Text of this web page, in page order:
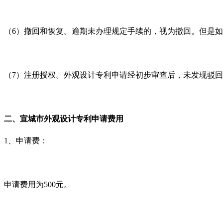
（6）撤回和恢复。逾期未办理规定手续的，视为撤回。但是
（7） 注册授权。外观设计专利申请经初步审查后，未发现驳
二、 宣城市外观设计专利 申请费用
1 、申请费：
申请费用为500元。